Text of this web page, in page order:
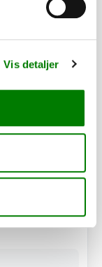
Vis detaljer